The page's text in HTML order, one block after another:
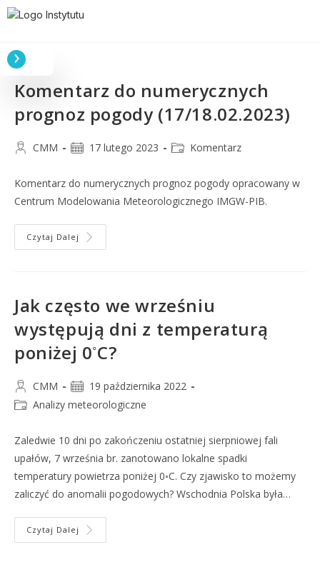
Komentarz do numerycznych
prognoz pogody (17/18.02.2023)
CMM 17 lutego 2023 Komentarz
Komentarz do numerycznych prognoz pogody opracowany w
Centrum Modelowania Meteorologicznego IMGW-PIB.
Czytaj Dalej
Jak często we wrześniu
występują dni z temperaturą
poniżej 0◦C?
CMM
19 października 2022
Analizy meteorologiczne
Zaledwie 10 dni po zakończeniu ostatniej sierpniowej fali
upałów, 7 września br. zanotowano lokalne spadki
temperatury powietrza poniżej 0◦C. Czy zjawisko to możemy
zaliczyć do anomalii pogodowych? Wschodnia Polska była…
Czytaj Dalej